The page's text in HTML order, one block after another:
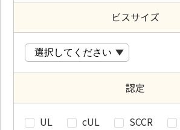
ビスサイズ
認定
UL cUL SCCR